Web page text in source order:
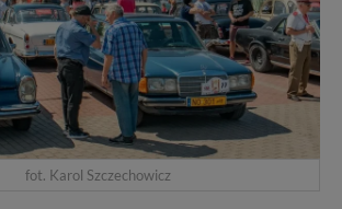
fot. Karol Szczechowicz